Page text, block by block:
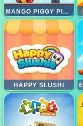
MANGO PIGGY PIGGY HERO
HAPPY SLUSHI